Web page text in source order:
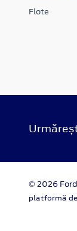
Flote
© 2026
platformă